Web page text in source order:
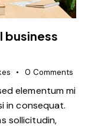
business
0 Comments
elementum mi
in consequat.
sollicitudin,